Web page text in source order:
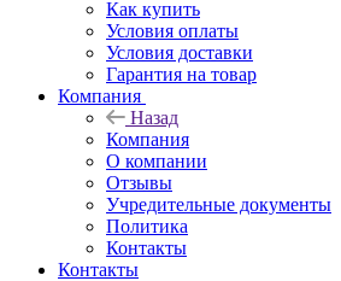
Как купить
Условия оплаты
Условия доставки
Гарантия на товар
Компания
Назад
Компания
О компании
Отзывы
Учредительные документы
Политика
Контакты
Контакты